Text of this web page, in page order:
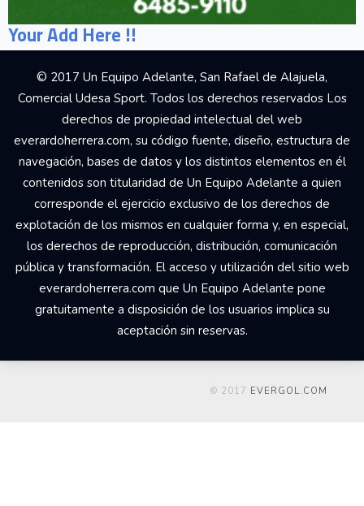
Your Add Here !!
© 2017 Un Equipo Adelante, San Rafael de Alajuela,
Comercial Udesa Sport. Todos los derechos reservados Los
derechos de propiedad intelectual del web
everardoherrera.com, su código fuente, diseño, estructura de
navegación, bases de datos y los distintos elementos en él
contenidos son titularidad de Un Equipo Adelante a quien
corresponde el ejercicio exclusivo de los derechos de
explotación de los mismos en cualquier forma y, en especial,
los derechos de reproducción, distribución, comunicación
pública y transformación. El acceso y utilización del sitio web
everardoherrera.com que Un Equipo Adelante pone
gratuitamente a disposición de los usuarios implica su
aceptación sin reservas.
© 2017 EVERGOL.COM